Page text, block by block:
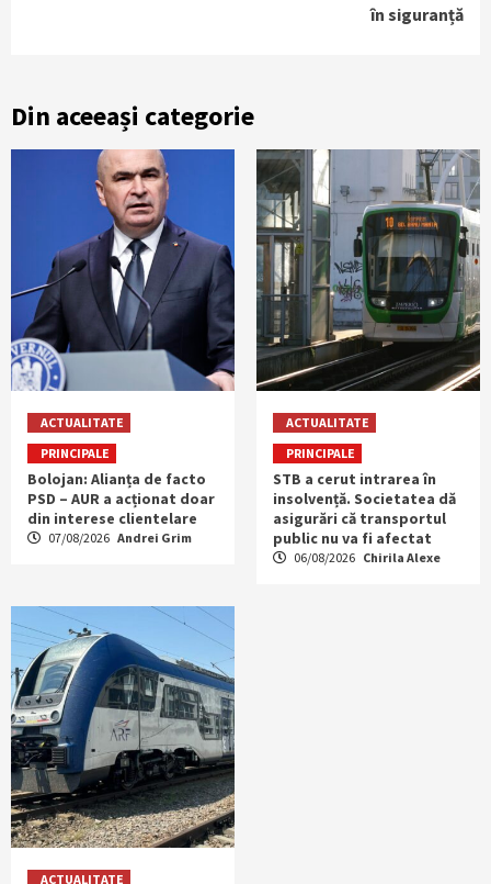
în siguranță
Din aceeași categorie
ACTUALITATE
PRINCIPALE
Bolojan: Alianța de facto
PSD – AUR a acționat doar
din interese clientelare
07/08/2026 Andrei Grim
ACTUALITATE
PRINCIPALE
STB a cerut intrarea în
insolvență. Societatea dă
asigurări că transportul
public nu va fi afectat
06/08/2026 Chirila Alexe
ACTUALITATE